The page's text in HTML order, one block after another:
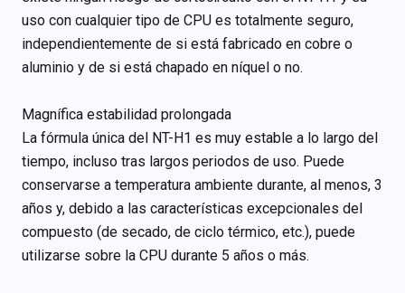
uso con cualquier tipo de CPU es totalmente seguro,
independientemente de si está fabricado en cobre o
aluminio y de si está chapado en níquel o no.
Magnífica estabilidad prolongada
La fórmula única del NT-H1 es muy estable a lo largo del
tiempo, incluso tras largos periodos de uso. Puede
conservarse a temperatura ambiente durante, al menos, 3
años y, debido a las características excepcionales del
compuesto (de secado, de ciclo térmico, etc.), puede
utilizarse sobre la CPU durante 5 años o más.